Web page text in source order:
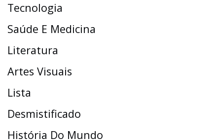
Tecnologia
Saúde E Medicina
Literatura
Artes Visuais
Lista
Desmistificado
História Do Mundo